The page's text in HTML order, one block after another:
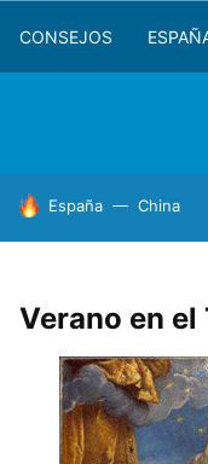
CONSEJOS
HOY SE HABLA DE
España China
Verano en el